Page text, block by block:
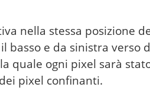
nella stessa posizione
basso e da sinistra verso
quale ogni pixel sarà
pixel confinanti.